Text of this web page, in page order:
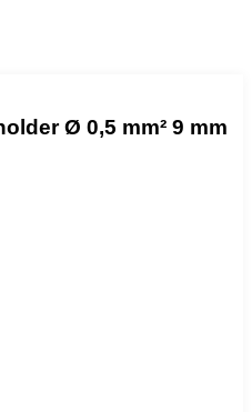
Ø 0,5 mm² 9 mm